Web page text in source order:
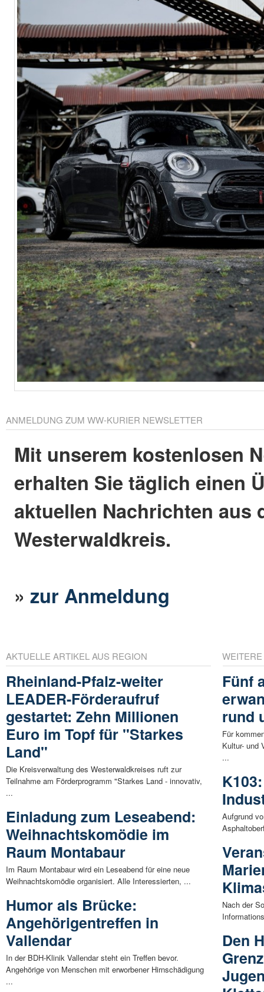
ANMELDUNG ZUM WW-KURIER NEWSLETTER
Mit unserem kostenlosen
erhalten Sie täglich einen
aktuellen Nachrichten aus
Westerwaldkreis.
»zur Anmeldung
AKTUELLE ARTIKEL AUS REGION
Rheinland-Pfalz-weiter
LEADER-Förderaufruf
gestartet: Zehn Millionen
Euro im Topf für "Starkes
Land"
Die Kreisverwaltung des Westerwaldkreises ruft zur
Teilnahme am Förderprogramm "Starkes Land - innovativ,
...
Einladung zum Leseabend:
Weihnachtskomödie im
Raum Montabaur
Im Raum Montabaur wird ein Leseabend für eine neue
Weihnachtskomödie organisiert. Alle Interessierten, ...
Humor als Brücke:
Angehörigentreffen in
Vallendar
In der BDH-Klinik Vallendar steht ein Treffen bevor.
Angehörige von Menschen mit erworbener Hirnschädigung
...
Fünf
rund
Für
Kultur- und
...
Aufgrund
Nach der
Den